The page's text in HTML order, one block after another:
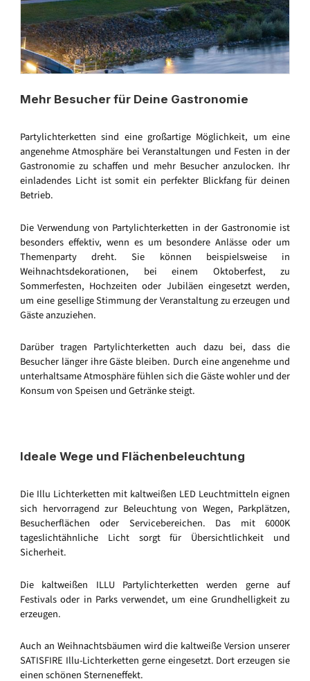
Mehr Besucher für Deine Gastronomie
Partylichterketten sind eine großartige Möglichkeit, um eine
angenehme Atmosphäre bei Veranstaltungen und Festen in der
Gastronomie zu schaffen und mehr Besucher anzulocken. Ihr
einladendes Licht ist somit ein perfekter Blickfang für deinen
Betrieb.
Die Verwendung von Partylichterketten in der Gastronomie ist
besonders effektiv, wenn es um besondere Anlässe oder um
Themenparty dreht. Sie können beispielsweise in
Weihnachtsdekorationen, bei einem Oktoberfest, zu
Sommerfesten, Hochzeiten oder Jubiläen eingesetzt werden,
um eine gesellige Stimmung der Veranstaltung zu erzeugen und
Gäste anzuziehen.
Darüber tragen Partylichterketten auch dazu bei, dass die
Besucher länger ihre Gäste bleiben. Durch eine angenehme und
unterhaltsame Atmosphäre fühlen sich die Gäste wohler und der
Konsum von Speisen und Getränke steigt.
Ideale Wege und Flächenbeleuchtung
Die Illu Lichterketten mit kaltweißen LED Leuchtmitteln eignen
sich hervorragend zur Beleuchtung von Wegen, Parkplätzen,
Besucherflächen oder Servicebereichen. Das mit 6000K
tageslichtähnliche Licht sorgt für Übersichtlichkeit und
Sicherheit.
Die kaltweißen ILLU Partylichterketten werden gerne auf
Festivals oder in Parks verwendet, um eine Grundhelligkeit zu
erzeugen.
Auch an Weihnachtsbäumen wird die kaltweiße Version unserer
SATISFIRE Illu-Lichterketten gerne eingesetzt. Dort erzeugen sie
einen schönen Sterneneffekt.